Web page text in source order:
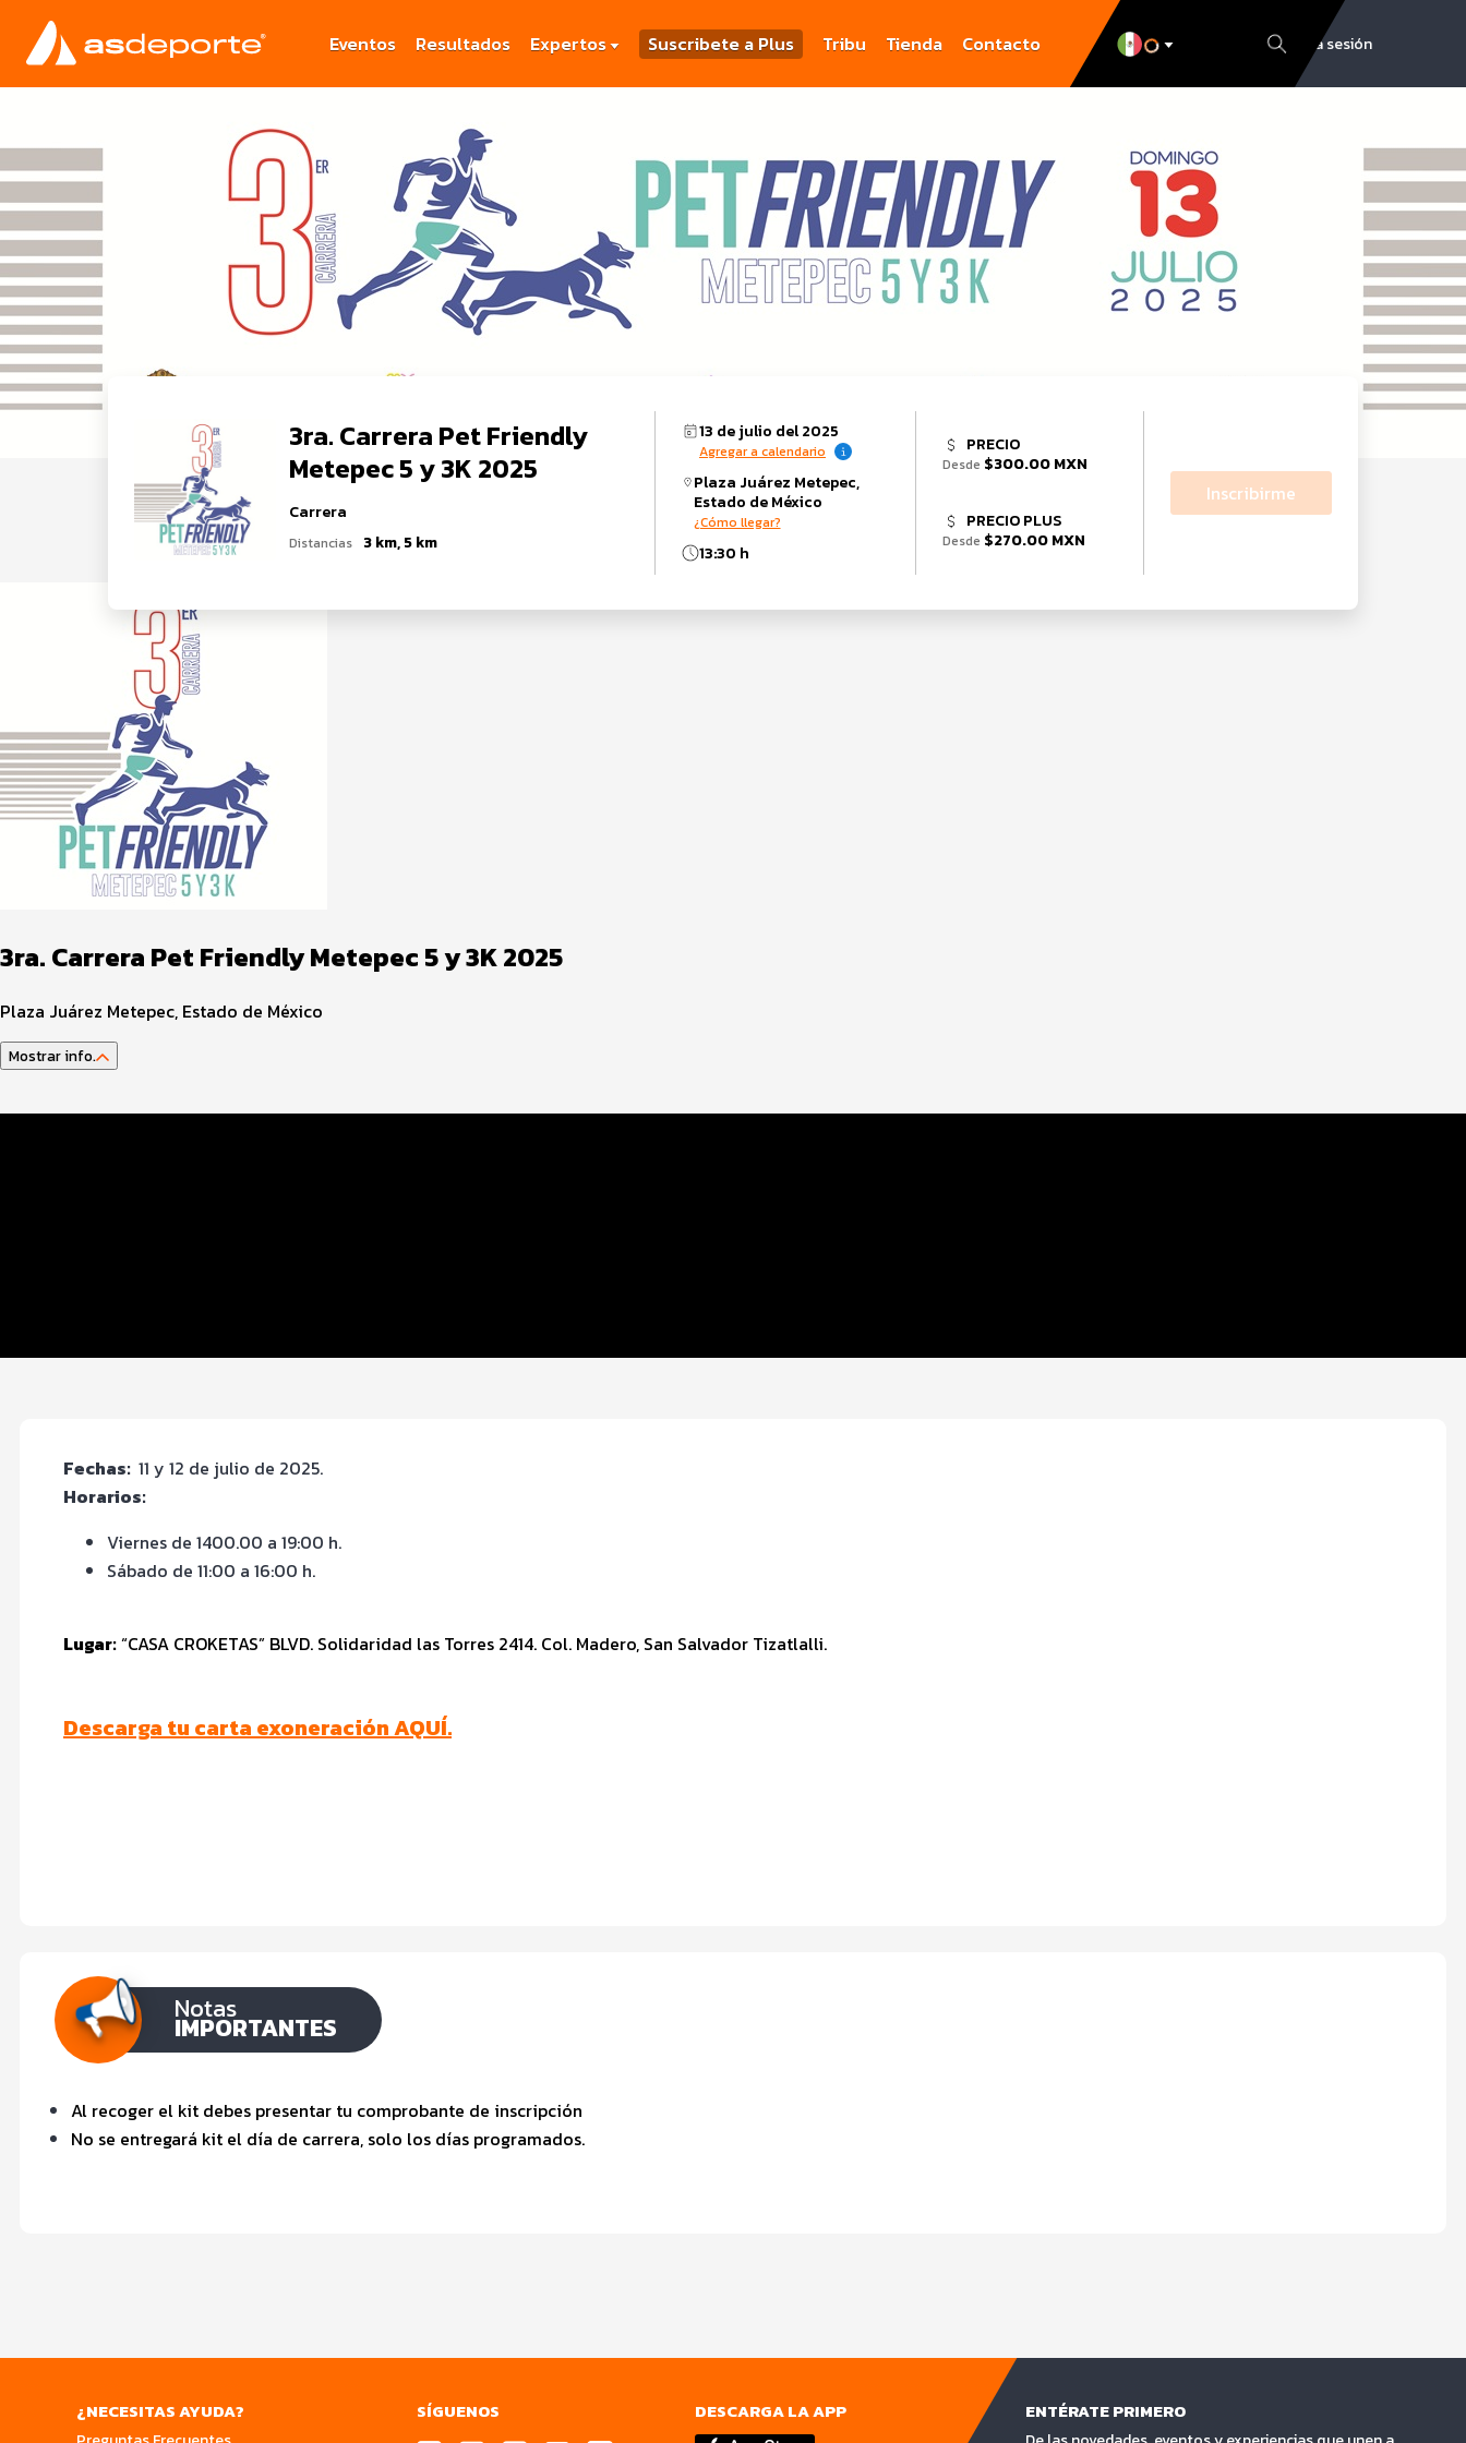
Eventos Resultados Expertos Suscribete a Plus Tribu Tienda Contacto Inicia sesión
3ra. Carrera Pet Friendly
Metepec 5 y 3K 2025
Carrera
Distancias 3 km, 5 km
13 de julio del 2025
Agregar a calendario
Plaza Juárez Metepec,
Estado de México
¿Cómo llegar?
13:30 h
PRECIO
Desde $300.00 MXN
PRECIO PLUS
Desde $270.00 MXN
Inscribirme
3ra. Carrera Pet Friendly Metepec 5 y 3K 2025
Plaza Juárez Metepec, Estado de México
Mostrar info.
Fechas: 11 y 12 de julio de 2025.
Horarios:
Viernes de 1400.00 a 19:00 h.
Sábado de 11:00 a 16:00 h.
Lugar:“CASA CROKETAS” BLVD. Solidaridad las Torres 2414. Col. Madero, San Salvador Tizatlalli.
Descarga tu carta exoneración AQUÍ.
Notas
IMPORTANTES
Al recoger el kit debes presentar tu comprobante de inscripción
No se entregará kit el día de carrera, solo los días programados.
¿NECESITAS AYUDA? SÍGUENOS DESCARGA LA APP ENTÉRATE PRIMERO